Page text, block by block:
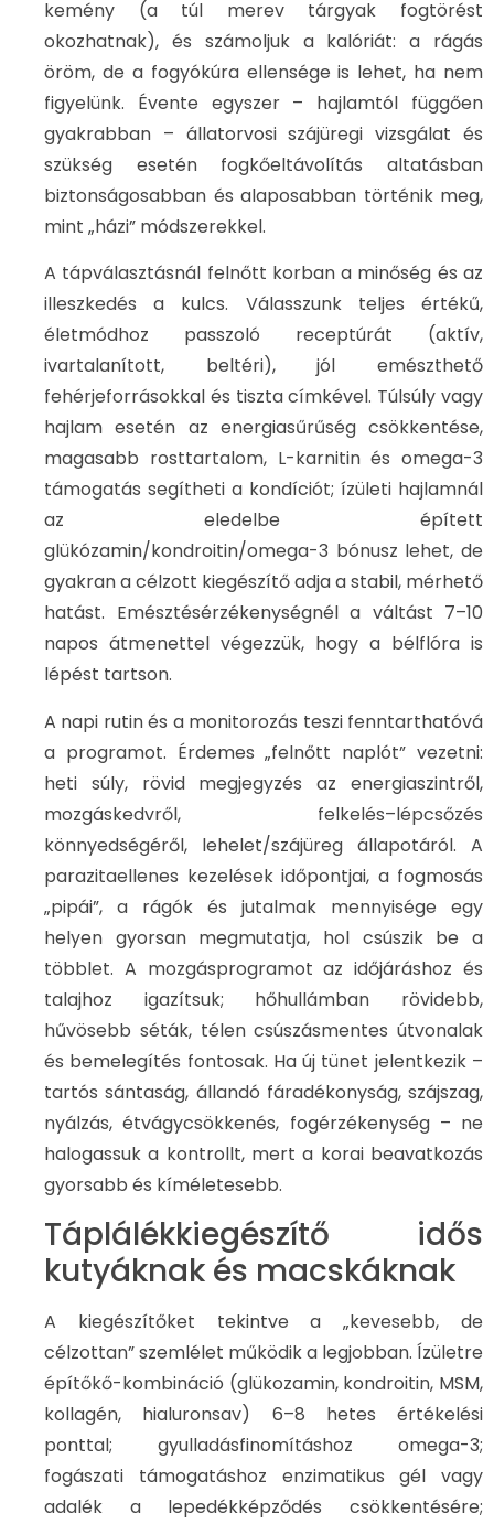
kemény (a túl merev tárgyak fogtörést
okozhatnak), és számoljuk a kalóriát: a rágás
öröm, de a fogyókúra ellensége is lehet, ha nem
figyelünk. Évente egyszer – hajlamtól függően
gyakrabban – állatorvosi szájüregi vizsgálat és
szükség esetén fogkőeltávolítás altatásban
biztonságosabban és alaposabban történik meg,
mint „házi” módszerekkel.
A tápválasztásnál felnőtt korban a minőség és az
illeszkedés a kulcs. Válasszunk teljes értékű,
életmódhoz passzoló receptúrát (aktív,
ivartalanított, beltéri), jól emészthető
fehérjeforrásokkal és tiszta címkével. Túlsúly vagy
hajlam esetén az energiasűrűség csökkentése,
magasabb rosttartalom, L-karnitin és omega-3
támogatás segítheti a kondíciót; ízületi hajlamnál
az eledelbe épített
glükózamin/kondroitin/omega-3 bónusz lehet, de
gyakran a célzott kiegészítő adja a stabil, mérhető
hatást. Emésztésérzékenységnél a váltást 7–10
napos átmenettel végezzük, hogy a bélflóra is
lépést tartson.
A napi rutin és a monitorozás teszi fenntarthatóvá
a programot. Érdemes „felnőtt naplót” vezetni:
heti súly, rövid megjegyzés az energiaszintről,
mozgáskedvről, felkelés–lépcsőzés
könnyedségéről, lehelet/szájüreg állapotáról. A
parazitaellenes kezelések időpontjai, a fogmosás
„pipái”, a rágók és jutalmak mennyisége egy
helyen gyorsan megmutatja, hol csúszik be a
többlet. A mozgásprogramot az időjáráshoz és
talajhoz igazítsuk; hőhullámban rövidebb,
hűvösebb séták, télen csúszásmentes útvonalak
és bemelegítés fontosak. Ha új tünet jelentkezik –
tartós sántaság, állandó fáradékonyság, szájszag,
nyálzás, étvágycsökkenés, fogérzékenység – ne
halogassuk a kontrollt, mert a korai beavatkozás
gyorsabb és kíméletesebb.
Táplálékkiegészítő idős
kutyáknak​ és macskáknak
A kiegészítőket tekintve a „kevesebb, de
célzottan” szemlélet működik a legjobban. Ízületre
építőkő-kombináció (glükozamin, kondroitin, MSM,
kollagén, hialuronsav) 6–8 hetes értékelési
ponttal; gyulladásfinomításhoz omega-3;
fogászati támogatáshoz enzimatikus gél vagy
adalék a lepedékképződés csökkentésére;